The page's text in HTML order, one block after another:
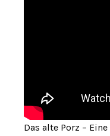
Das alte Porz –